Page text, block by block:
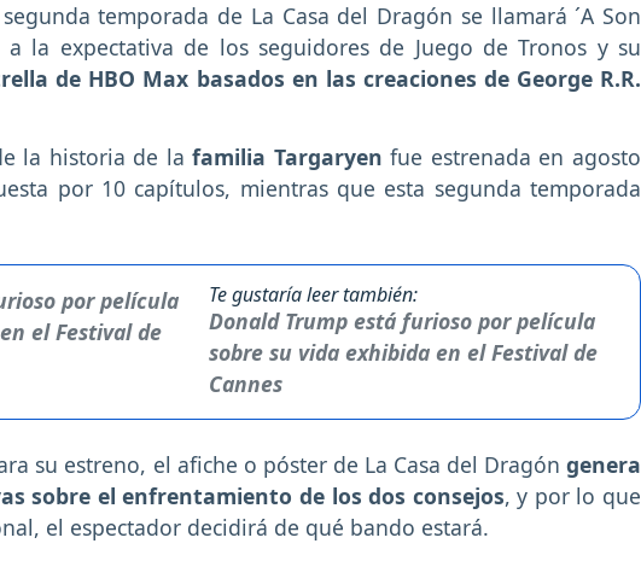
temporada de La Casa del Dragón se llamará ´A Son
la expectativa de los seguidores de Juego de Tronos y su
de HBO Max basados en las creaciones de George R.R.
la historia de lafamilia Targaryen fue estrenada en agosto
por 10 capítulos, mientras que esta segunda temporada
Te gustaría leer también:
Donald Trump está furioso por película
sobre su vida exhibida en el Festival de
Cannes
su estreno, el afiche o póster de La Casa del Dragón genera
sobre el enfrentamiento de los dos consejos, y por lo que
el espectador decidirá de qué bando estará.